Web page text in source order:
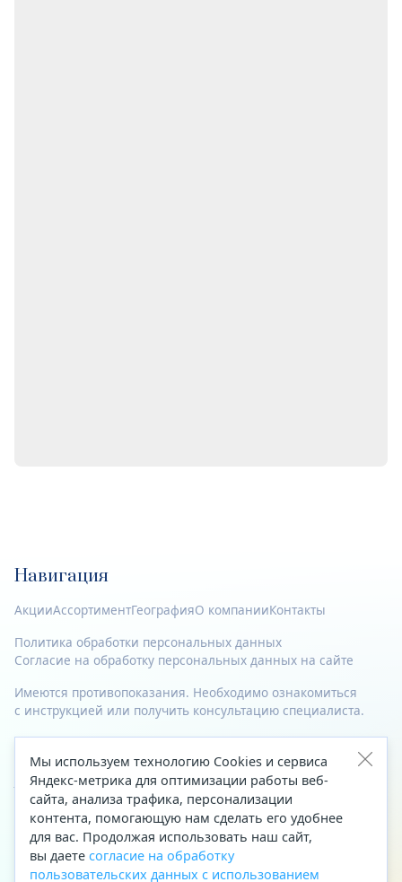
Навигация
АкцииАссортиментГеографияО компанииКонтакты
Политика обработки персональных данных
Согласие на обработку персональных данных на сайте
Имеются противопоказания. Необходимо ознакомиться
с инструкцией или получить консультацию специалиста.
© 2023—2026 Все права защищены.
Адрес
Архангельск, ул. Папанина, д. 19 (вход в здание со стороны
автоцентра «Тойота»)
Приемная Генерального директора
Мы используем технологию Cookies и сервиса
Яндекс-метрика для оптимизации работы веб-
сайта, анализа трафика, персонализации
контента, помогающую нам сделать его удобнее
для вас. Продолжая использовать наш сайт,
вы даете согласие на обработку
пользовательских данных с использованием